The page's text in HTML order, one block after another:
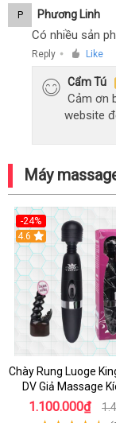
P Phương Linh
Có nhiều sản
Reply ● Like
Cẩm Tú
Cảm ơn
website
Máy
-24%
4.6
Chày Rung Luoge
DV Giả Massage
1.100.000₫